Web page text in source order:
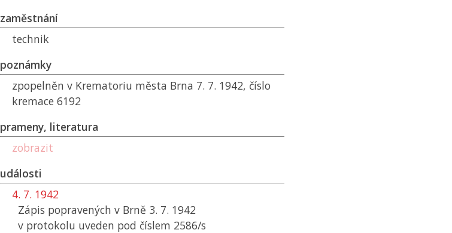
zaměstnání
technik
poznámky
zpopelněn v Krematoriu města Brna 7. 7. 1942, číslo
kremace 6192
prameny, literatura
zobrazit
události
4. 7. 1942
Zápis popravených v Brně 3. 7. 1942
v protokolu uveden pod číslem 2586/s